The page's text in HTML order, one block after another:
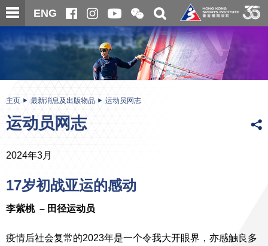
跳
至
内
ENG
开
合
微
信
二
维
码
关
搜
寻
内
主页 最新消息及出版物品 运动员网志
运动员网志
2024年3月
17岁初战亚运的感动
李紫桃 – 田径运动员
疫情后社会复常的2023年是一个令我大开眼界，亦感触良多